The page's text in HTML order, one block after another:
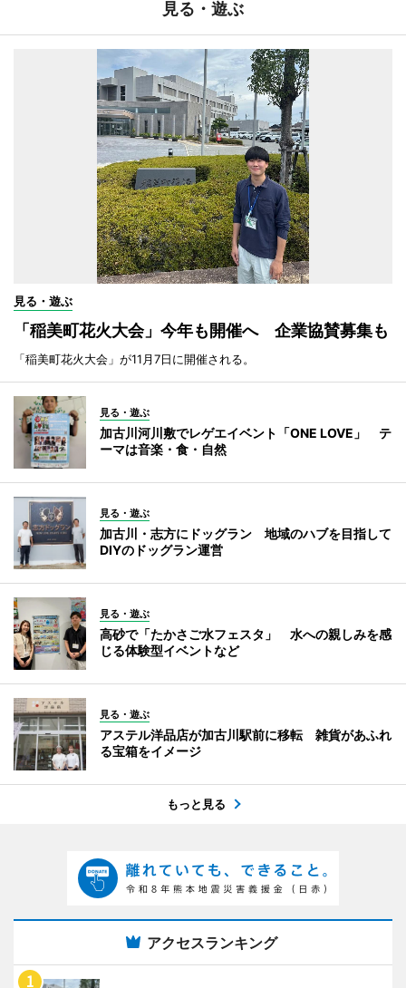
見る・遊ぶ
見る・遊ぶ
「稲美町花火大会」今年も開催へ 企業協賛募集も
「稲美町花火大会」が11月7日に開催される。
見る・遊ぶ
加古川河川敷でレゲエイベント「ONE LOVE」 テ
ーマは音楽・食・自然
見る・遊ぶ
加古川・志方にドッグラン 地域のハブを目指して
DIYのドッグラン運営
見る・遊ぶ
高砂で「たかさご水フェスタ」 水への親しみを感
じる体験型イベントなど
見る・遊ぶ
アステル洋品店が加古川駅前に移転 雑貨があふれ
る宝箱をイメージ
もっと見る
アクセスランキング